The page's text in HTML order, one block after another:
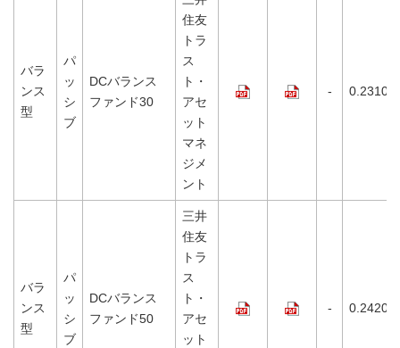
バラ
ンス
型
パ
ッ
シ
ブ
DCバランス
ファンド30
住友
トラ
ス
ト・
アセ
ット
マネ
ジメ
ント
- 0.2310%
バラ
ンス
型
パ
ッ
シ
ブ
DCバランス
ファンド50
三井
住友
トラ
ス
ト・
アセ
ット
- 0.2420%